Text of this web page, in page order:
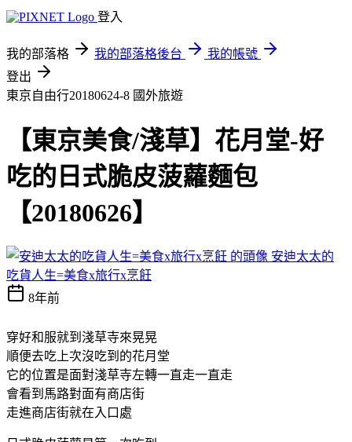
登入
我的部落格 我的部落格後台
我的帳號
登出
東京自由行20180624-8 國外旅遊
【東京美食/淺草】花月堂-好
吃的日式脆皮菠蘿麵包
【20180626】
安迪太太的
吃貨人生=美食x旅行x烹飪
8年前
穿好和服就到淺草寺來晃晃
順便去吃上次沒吃到的花月堂
它的位置是面對淺草寺左轉一直走一直走
會看到馬路對面有商店街
走進商店街就在入口處